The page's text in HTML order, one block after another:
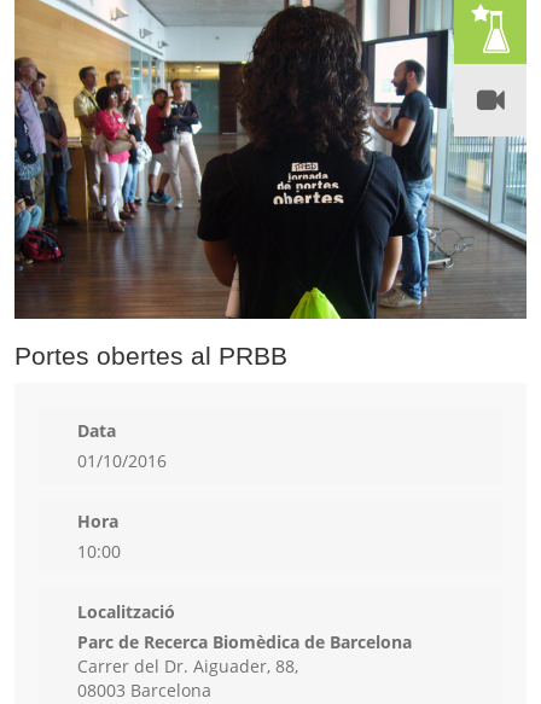
Portes obertes al PRBB
Data
01/10/2016
Hora
10:00
Localització
Parc de Recerca Biomèdica de Barcelona
Carrer del Dr. Aiguader, 88,
08003 Barcelona